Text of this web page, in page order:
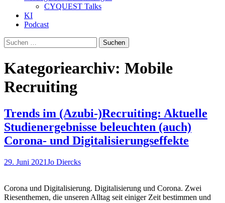
CYQUEST Talks
KI
Podcast
Suchen
nach:
Kategoriearchiv: Mobile
Recruiting
Trends im (Azubi-)Recruiting: Aktuelle
Studienergebnisse beleuchten (auch)
Corona- und Digitalisierungseffekte
29. Juni 2021Jo Diercks
Corona und Digitalisierung. Digitalisierung und Corona. Zwei
Riesenthemen, die unseren Alltag seit einiger Zeit bestimmen und